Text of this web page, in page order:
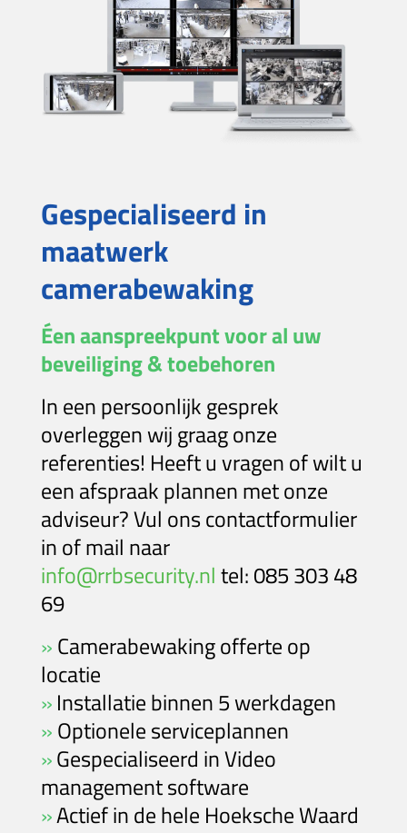
Gespecialiseerd in
maatwerk
camerabewaking
Éen aanspreekpunt voor al uw
beveiliging & toebehoren
In een persoonlijk gesprek
overleggen wij graag onze
referenties! Heeft u vragen of wilt u
een afspraak plannen met onze
adviseur? Vul ons contactformulier
in of mail naar
info@rrbsecurity.nltel: 085 303 48
69
»Camerabewakingofferte op
locatie
»Installatie binnen 5 werkdagen
»Optionele serviceplannen
»Gespecialiseerd in Video
management software
»Actief in de hele Hoeksche Waard